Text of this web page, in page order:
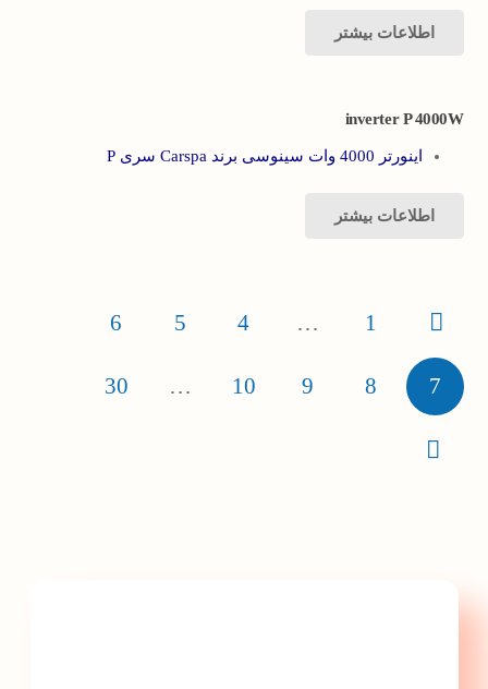
اطلاعات بیشتر
inverter P 4000W
اینورتر 4000 وات سینوسی برند Carspa سری P
اطلاعات بیشتر
Posts
1
…
4
5
6
7
8
9
10
…
30